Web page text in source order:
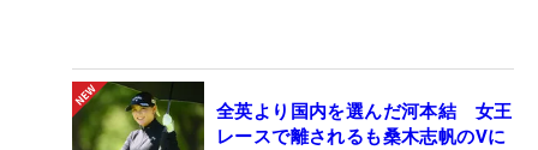
全英より国内を選んだ河本結 女王
レースで離されるも桑木志帆のVに